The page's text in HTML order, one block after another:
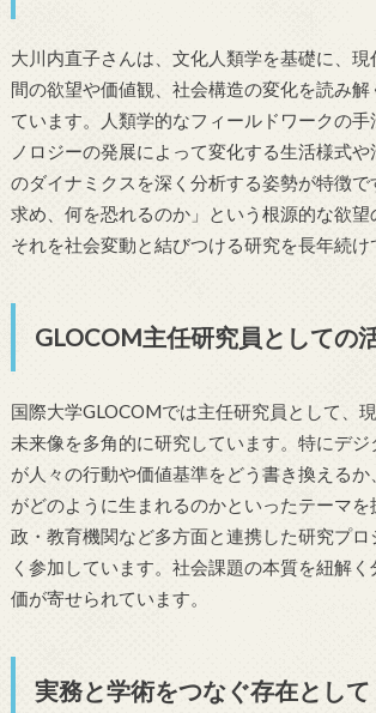
大川内直子さんは、文化人類学を基礎に、現
間の欲望や価値観、社会構造の変化を読み解
ています。人類学的なフィールドワークの手
ノロジーの発展によって変化する生活様式
のダイナミクスを深く分析する姿勢が特徴で
求め、何を恐れるのか」という根源的な欲望
それを社会変動と結びつける研究を長年続け
GLOCOM主任研究員としての
国際大学GLOCOMでは主任研究員として、
未来像を多角的に研究しています。特にデジ
が人々の行動や価値基準をどう書き換える
がどのように生まれるのかといったテーマ
政・教育機関など多方面と連携した研究プロ
く参加しています。社会課題の本質を紐解
価が寄せられています。
実務と学術をつなぐ存在として